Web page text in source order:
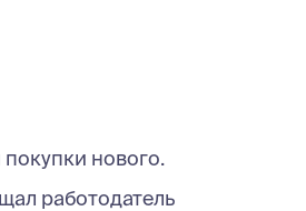
нового.
работодатель